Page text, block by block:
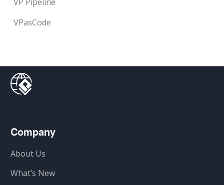
VPasCode
Company
About Us
What’s New